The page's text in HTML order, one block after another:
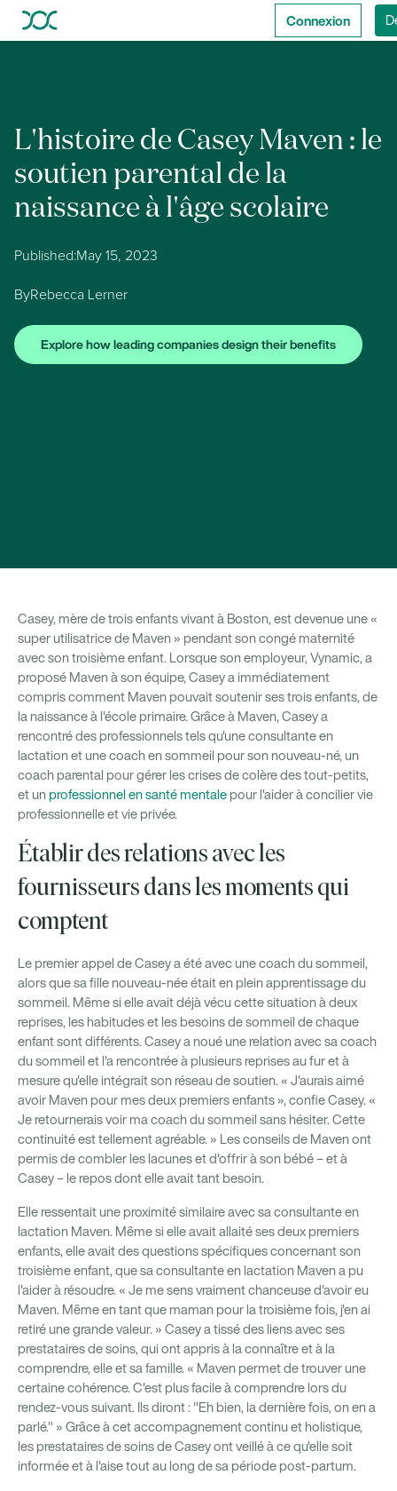
Connexion
L'histoire de Casey Maven : le
soutien parental de la
naissance à l'âge scolaire
Published:May 15, 2023
ByRebecca Lerner
Explore how leading companies design their benefits
Casey, mère de trois enfants vivant à Boston, est devenue une «
super utilisatrice de Maven » pendant son congé maternité
avec son troisième enfant. Lorsque son employeur, Vynamic, a
proposé Maven à son équipe, Casey a immédiatement
compris comment Maven pouvait soutenir ses trois enfants, de
la naissance à l'école primaire. Grâce à Maven, Casey a
rencontré des professionnels tels qu'une consultante en
lactation et une coach en sommeil pour son nouveau-né, un
coach parental pour gérer les crises de colère des tout-petits,
et unprofessionnel en santé mentale pour l'aider à concilier vie
professionnelle et vie privée.
Établir des relations avec les
fournisseurs dans les moments qui
comptent
Le premier appel de Casey a été avec une coach du sommeil,
alors que sa fille nouveau-née était en plein apprentissage du
sommeil. Même si elle avait déjà vécu cette situation à deux
reprises, les habitudes et les besoins de sommeil de chaque
enfant sont différents. Casey a noué une relation avec sa coach
du sommeil et l'a rencontrée à plusieurs reprises au fur et à
mesure qu'elle intégrait son réseau de soutien. « J'aurais aimé
avoir Maven pour mes deux premiers enfants », confie Casey. «
Je retournerais voir ma coach du sommeil sans hésiter. Cette
continuité est tellement agréable. » Les conseils de Maven ont
permis de combler les lacunes et d'offrir à son bébé – et à
Casey – le repos dont elle avait tant besoin.
Elle ressentait une proximité similaire avec sa consultante en
lactation Maven. Même si elle avait allaité ses deux premiers
enfants, elle avait des questions spécifiques concernant son
troisième enfant, que sa consultante en lactation Maven a pu
l'aider à résoudre. « Je me sens vraiment chanceuse d'avoir eu
Maven. Même en tant que maman pour la troisième fois, j'en ai
retiré une grande valeur. » Casey a tissé des liens avec ses
prestataires de soins, qui ont appris à la connaître et à la
comprendre, elle et sa famille. « Maven permet de trouver une
certaine cohérence. C'est plus facile à comprendre lors du
rendez-vous suivant. Ils diront : "Eh bien, la dernière fois, on en a
parlé." » Grâce à cet accompagnement continu et holistique,
les prestataires de soins de Casey ont veillé à ce qu'elle soit
informée et à l'aise tout au long de sa période post-partum.